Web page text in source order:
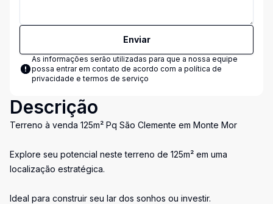
Enviar
As informações serão utilizadas para que a nossa equipe
possa entrar em contato de acordo com a política de
privacidade e termos de serviço
Descrição
Terreno à venda 125m² Pq São Clemente em Monte Mor
Explore seu potencial neste terreno de 125m² em uma
localização estratégica.
Ideal para construir seu lar dos sonhos ou investir.